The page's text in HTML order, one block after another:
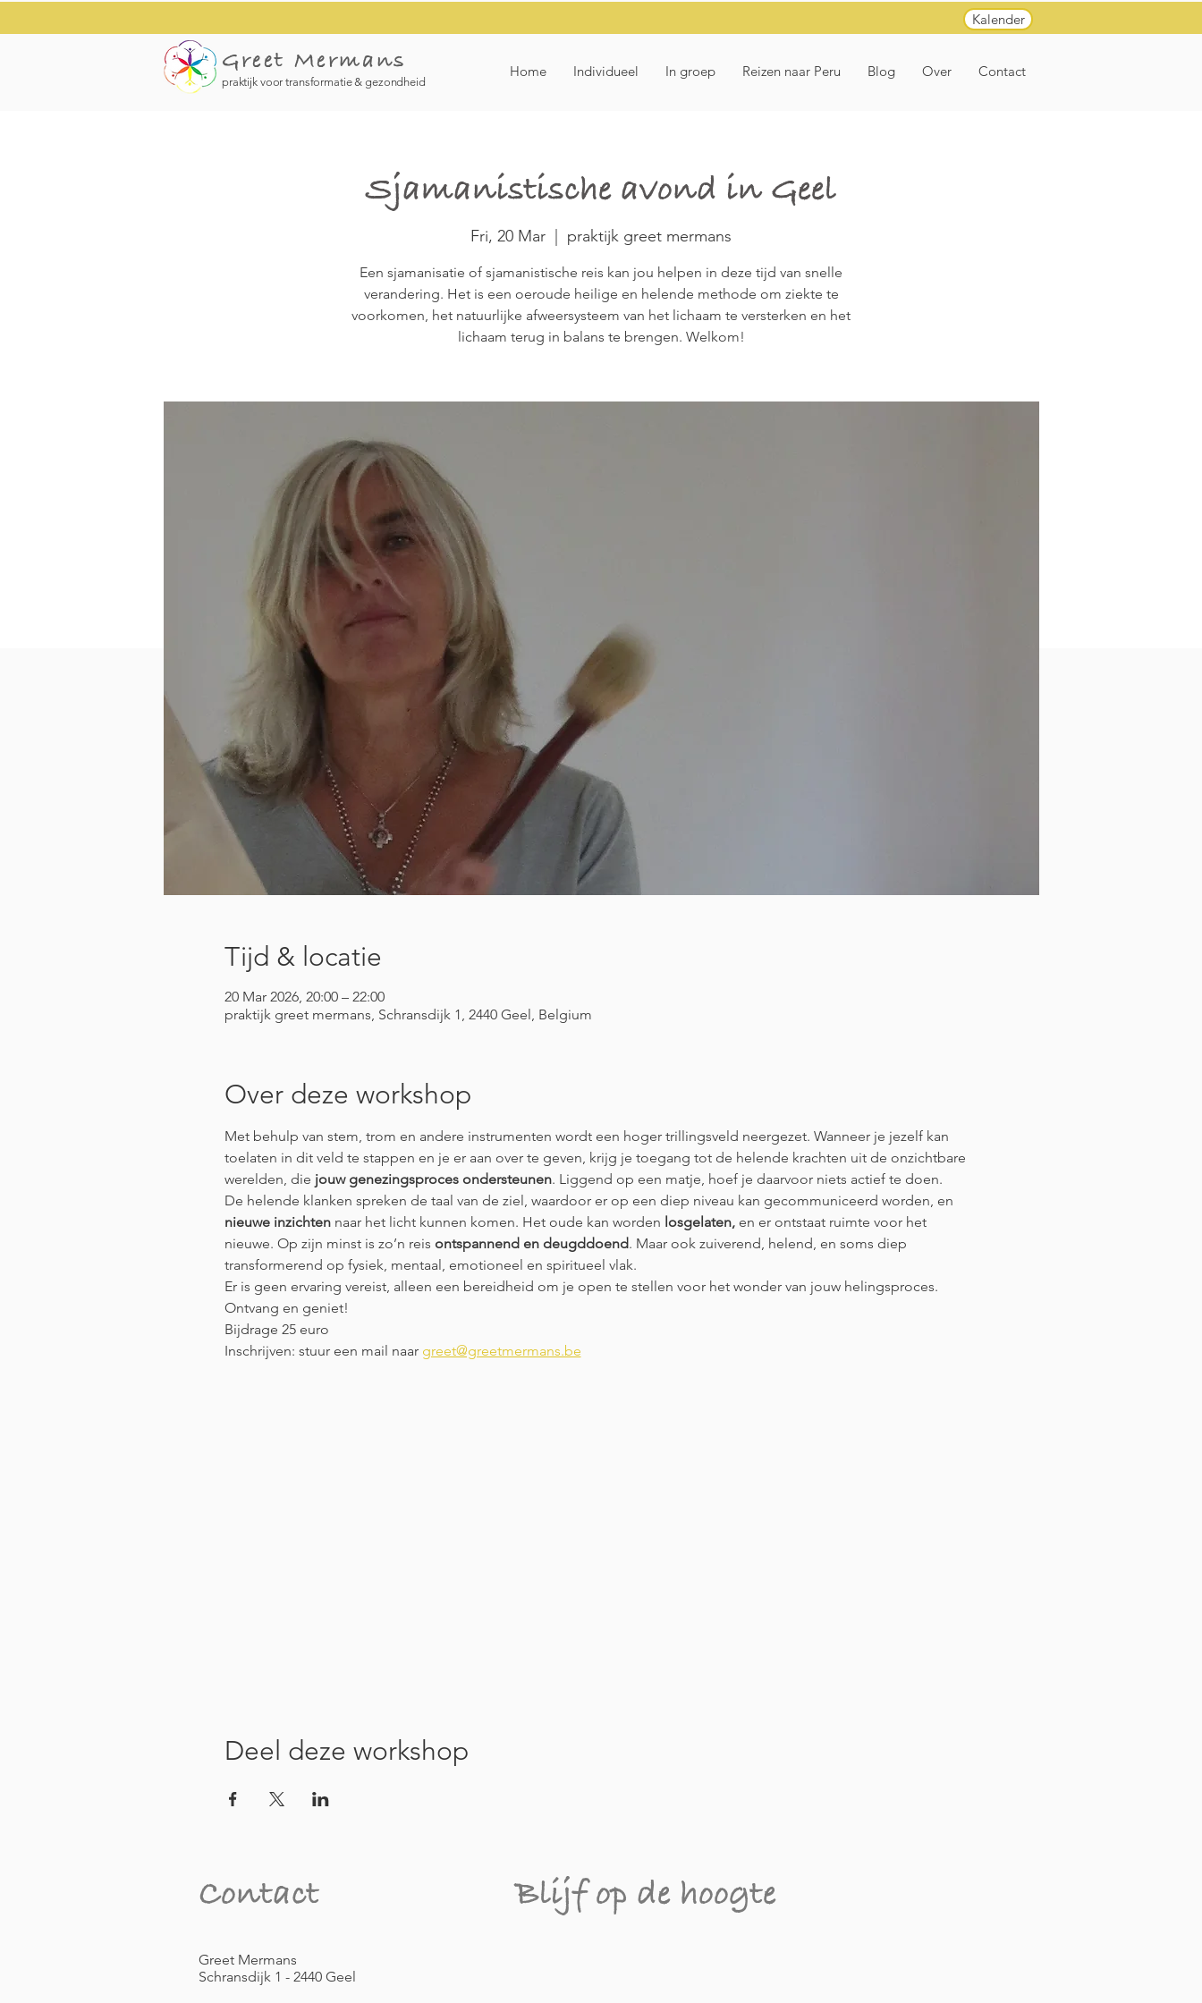
Kalender
Greet Mermans
praktijk voor transformatie & gezondheid
Home Individueel In groep Reizen naar Peru Blog Over Contact
Sjamanistische avond in Geel
Fri, 20 Mar praktijk greet mermans
Een sjamanisatie of sjamanistische reis kan jou helpen in deze tijd van snelle
verandering. Het is een oeroude heilige en helende methode om ziekte te
voorkomen, het natuurlijke afweersysteem van het lichaam te versterken en het
lichaam terug in balans te brengen. Welkom!
Tijd & locatie
20 Mar 2026, 20:00 – 22:00
praktijk greet mermans, Schransdijk 1, 2440 Geel, Belgium
Over deze workshop
Met behulp van stem, trom en andere instrumenten wordt een hoger trillingsveld neergezet. Wanneer je jezelf kan
toelaten in dit veld te stappen en je er aan over te geven, krijg je toegang tot de helende krachten uit de onzichtbare
werelden, die jouw genezingsproces ondersteunen. Liggend op een matje, hoef je daarvoor niets actief te doen.
De helende klanken spreken de taal van de ziel, waardoor er op een diep niveau kan gecommuniceerd worden, en
nieuwe inzichten naar het licht kunnen komen. Het oude kan worden losgelaten, en er ontstaat ruimte voor het
nieuwe. Op zijn minst is zo’n reis ontspannend en deugddoend. Maar ook zuiverend, helend, en soms diep
transformerend op fysiek, mentaal, emotioneel en spiritueel vlak.
Er is geen ervaring vereist, alleen een bereidheid om je open te stellen voor het wonder van jouw helingsproces.
Ontvang en geniet!
Bijdrage 25 euro
Inschrijven: stuur een mail naar greet@greetmermans.be
Deel deze workshop
Contact Blijf op de hoogte
Greet Mermans
Schransdijk 1 - 2440 Geel